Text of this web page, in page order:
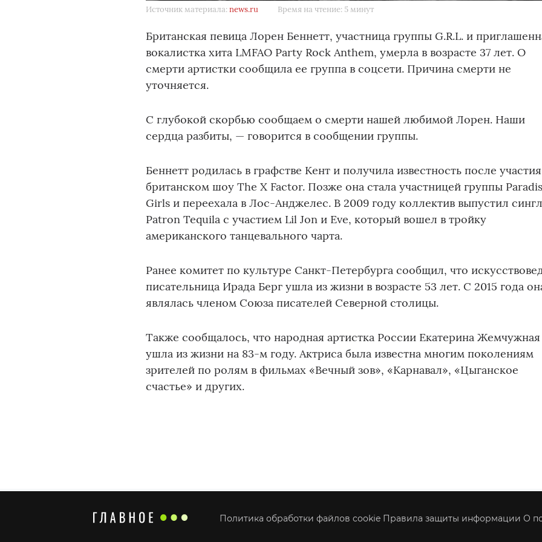
Источник материала:news.ru Время на чтение: 5 минут
Британская певица Лорен Беннетт, участница группы G.R.L. и
вокалистка хита LMFAO Party Rock Anthem, умерла в возрасте 37 лет. О
смерти артистки сообщила ее группа в соцсети. Причина смерти не
уточняется.
С глубокой скорбью сообщаем о смерти нашей любимой Лорен. Наши
сердца разбиты, — говорится в сообщении группы.
Беннетт родилась в графстве Кент и получила известность после
британском шоу The X Factor. Позже она стала участницей группы
Girls и переехала в Лос-Анджелес. В 2009 году коллектив выпустил сингл
Patron Tequila с участием Lil Jon и Eve, который вошел в тройку
американского танцевального чарта.
Ранее комитет по культуре Санкт-Петербурга сообщил, что
писательница Ирада Берг ушла из жизни в возрасте 53 лет. С 2015 года
являлась членом Союза писателей Северной столицы.
Также сообщалось, что народная артистка России Екатерина Жемчужная
ушла из жизни на 83-м году. Актриса была известна многим поколениям
зрителей по ролям в фильмах «Вечный зов», «Карнавал», «Цыганское
счастье» и других.
Политика обработки файлов cookie Правила защиты информации О